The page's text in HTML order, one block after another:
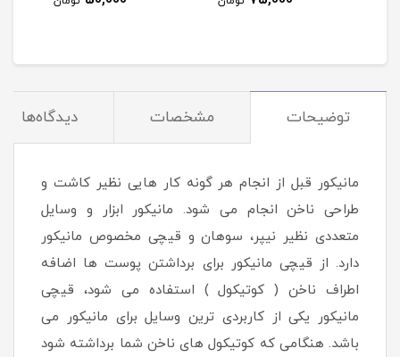
توضیحات مشخصات دیدگاه‌ها
مانیکور قبل از انجام هر گونه کار هایی نظیر کاشت و
طراحی ناخن انجام می شود. مانیکور ابزار و وسایل
متعددی نظیر نیپر، سوهان و قیچی مخصوص مانیکور
دارد. از قیچی مانیکور برای برداشتن پوست ها اضافه
اطراف ناخن ( کوتیکول ) استفاده می شود، قیچی
مانیکور یکی از کاربردی ترین وسایل برای مانیکور می
باشد. هنگامی که کوتیکول های ناخن شما برداشته شود